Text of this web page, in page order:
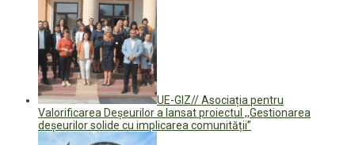
UE-GIZ// Asociația pentru
Valorificarea Deșeurilor a lansat proiectul ,,Gestionarea
deșeurilor solide cu implicarea comunității”